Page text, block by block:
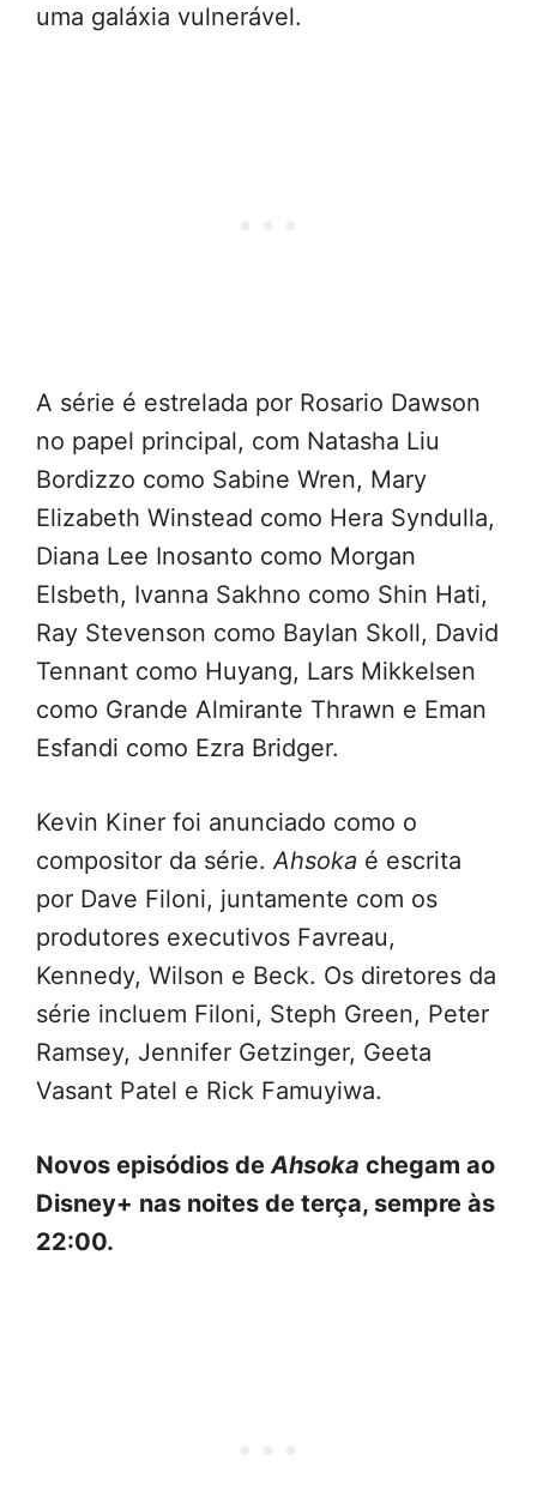
uma galáxia vulnerável.
A série é estrelada por Rosario Dawson
no papel principal, com Natasha Liu
Bordizzo como Sabine Wren, Mary
Elizabeth Winstead como Hera Syndulla,
Diana Lee Inosanto como Morgan
Elsbeth, Ivanna Sakhno como Shin Hati,
Ray Stevenson como Baylan Skoll, David
Tennant como Huyang, Lars Mikkelsen
como Grande Almirante Thrawn e Eman
Esfandi como Ezra Bridger.
Kevin Kiner foi anunciado como o
compositor da série. Ahsoka é escrita
por Dave Filoni, juntamente com os
produtores executivos Favreau,
Kennedy, Wilson e Beck. Os diretores da
série incluem Filoni, Steph Green, Peter
Ramsey, Jennifer Getzinger, Geeta
Vasant Patel e Rick Famuyiwa.
Novos episódios de Ahsoka chegam ao
Disney+ nas noites de terça, sempre às
22:00.